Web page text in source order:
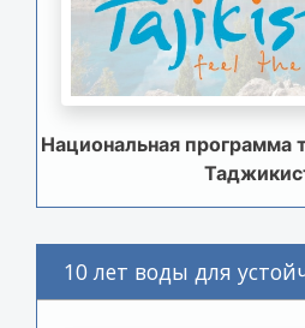
Национальная программа
10 лет воды для